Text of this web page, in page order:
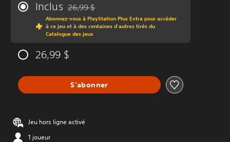
Inclus Remise par rapport au prix d'origine de 26,99 $
26,99 $
Abonnez-vous à PlayStation Plus Extra pour accéder
à ce jeu et à des centaines d'autres tirés du
Catalogue des jeux
26,99 $
S'abonner
Jeu hors ligne activé
1 joueur